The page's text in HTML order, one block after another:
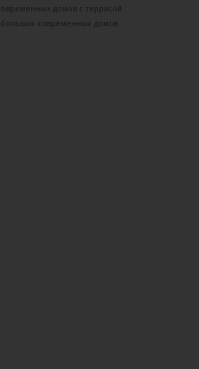
домов с террасой
современных домов